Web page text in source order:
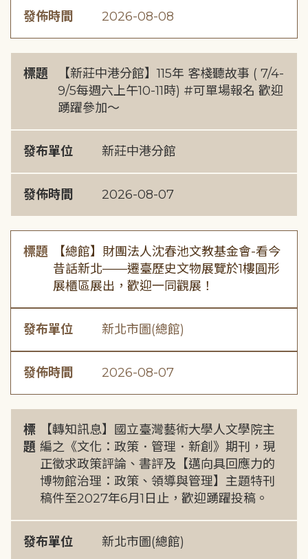
發佈時間 2026-08-08
標題
【新莊中港分館】115年 客棧聽故事 ( 7/4-
9/5每週六上午10-11時) #可單場報名 歡迎
踴躍參加～
發布單位 新莊中港分館
發佈時間 2026-08-07
標題
【總館】財團法人沈春池文教基金會-看今
昔話新北——遷臺歷史文物展覽於1樓圓形
展櫃區展出，歡迎一同觀展！
發布單位 新北市圖(總館)
發佈時間 2026-08-07
標
題
【轉知訊息】國立臺灣藝術大學人文學院主
編之《文化：政策．管理．新創》期刊，現
正徵求政策評論、書評及【邁向具回應力的
博物館治理：政策、領導與管理】主題特刊
稿件至2027年6月1日止，歡迎踴躍投稿。
發布單位 新北市圖(總館)